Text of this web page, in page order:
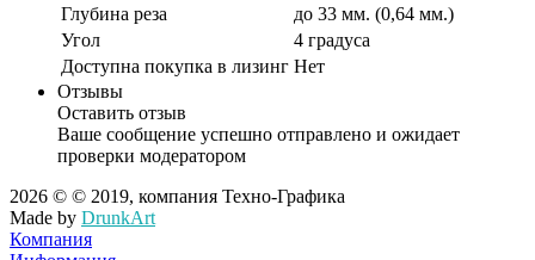
Глубина реза
до 33 мм. (0,64 мм.)
Угол
4 градуса
Доступна покупка в лизинг Нет
Отзывы
Оставить отзыв
Ваше сообщение успешно отправлено и ожидает
проверки модератором
2026 © © 2019, компания Техно-Графика
Made by DrunkArt
Компания